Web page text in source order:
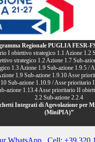
Regionale PUGLIA FESR-
I obiettivo strategico 1.1 Azione 1.2
strategico 1.2 Azione 1.7 Sub-
1.3 Azione 1.9 Sub-azione 1.9.5 /
1.9 Sub-azione 1.9.10 Asse
Sub-azione 1.10.9 / Asse prioritario
azione 1.13.4 Asse prioritario II
2.2 Sub-azione 2.2.4
Integrati di Agevolazione per
(MiniPIA)”
WhatsApp Cell: +39 320